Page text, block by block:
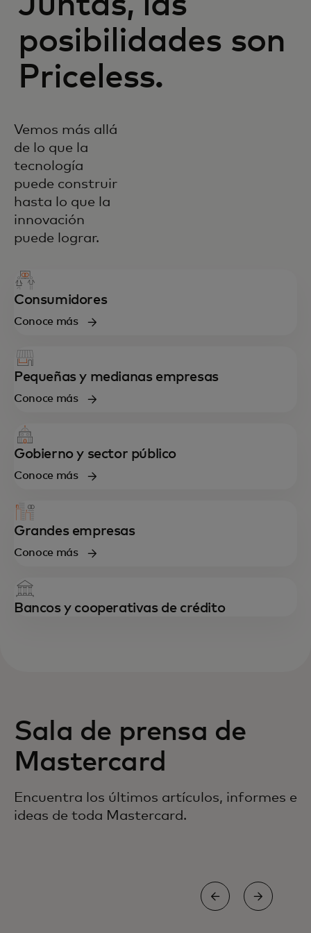
posibilidades son
Priceless.
Vemos más allá
de lo que la
tecnología
puede construir
hasta lo que la
innovación
puede lograr.
Consumidores
Conoce más
Pequeñas y medianas empresas
Conoce más
Gobierno y sector público
Conoce más
Grandes empresas
Conoce más
Bancos y cooperativas de crédito
Sala de prensa de
Mastercard
Encuentra los últimos artículos, informes e
ideas de toda Mastercard.